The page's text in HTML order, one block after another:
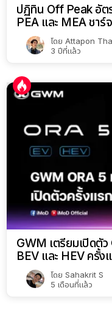
ปฏิทิน Off Peak อัต
PEA และ MEA ชา
โดย Attapon
3 ปีที่แล้ว
GWM เตรียมเปิดตั
BEV และ HEV ครั้ง
โดย Sahakrit S
5 เดือนที่แล้ว